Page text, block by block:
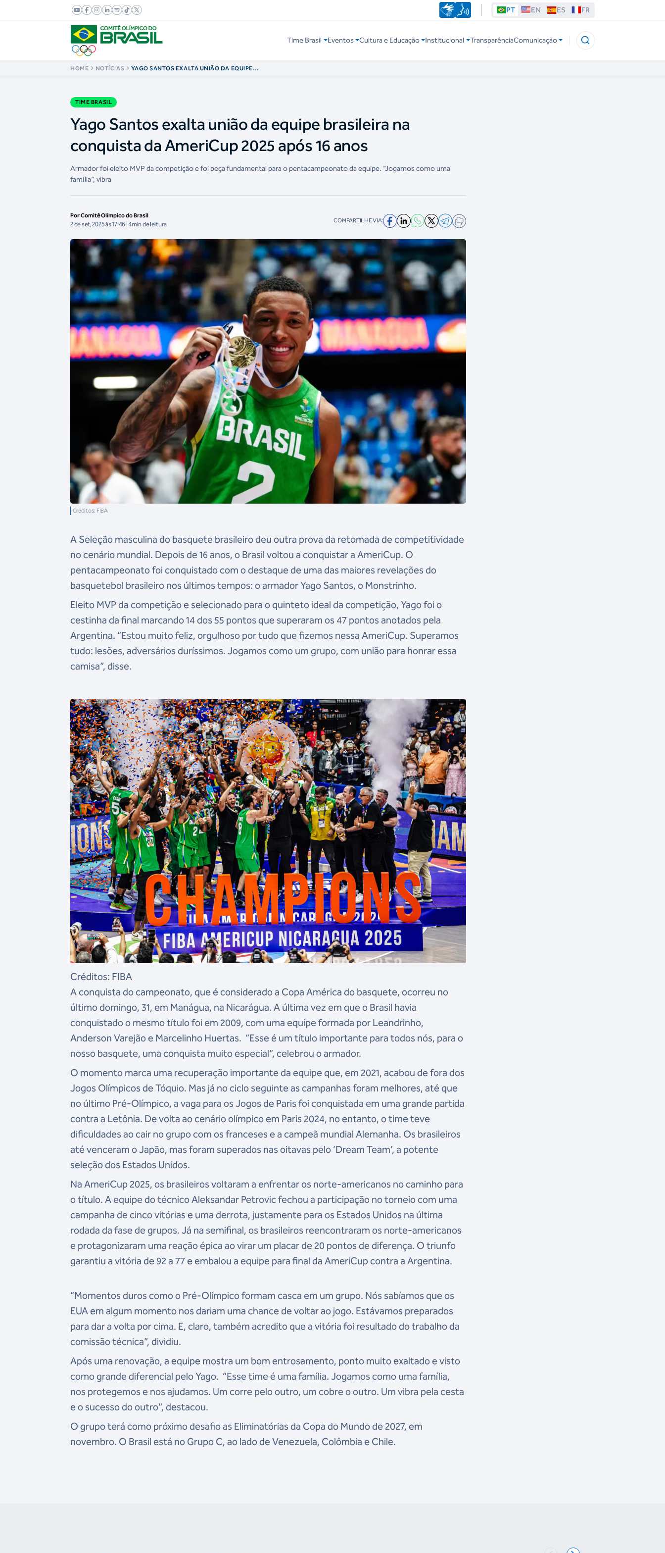
PT EN ES FR
Time Brasil Eventos Cultura e Educação Institucional TransparênciaComunicação
HOME NOTÍCIAS
YAGO SANTOS EXALTA UNIÃO DA EQUIPE
TIME BRASIL
Yago Santos exalta união da equipe brasileira na
conquista da AmeriCup 2025 após 16 anos
Armador foi eleito MVP da competição e foi peça fundamental para o pentacampeonato da equipe. “Jogamos como uma
família”, vibra
Por Comitê Olímpico do Brasil
2 de set, 2025 às 17:46 | 4min de leitura COMPARTILHE VIA:
Créditos: FIBA
A Seleção masculina do basquete brasileiro deu outra prova da retomada de competitividade
no cenário mundial. Depois de 16 anos, o Brasil voltou a conquistar a AmeriCup. O
pentacampeonato foi conquistado com o destaque de uma das maiores revelações do
basquetebol brasileiro nos últimos tempos: o armador Yago Santos, o Monstrinho.
Eleito MVP da competição e selecionado para o quinteto ideal da competição, Yago foi o
cestinha da final marcando 14 dos 55 pontos que superaram os 47 pontos anotados pela
Argentina. “Estou muito feliz, orgulhoso por tudo que fizemos nessa AmeriCup. Superamos
tudo: lesões, adversários duríssimos. Jogamos como um grupo, com união para honrar essa
camisa”, disse.
Créditos: FIBA
A conquista do campeonato, que é considerado a Copa América do basquete, ocorreu no
último domingo, 31, em Manágua, na Nicarágua. A última vez em que o Brasil havia
conquistado o mesmo título foi em 2009, com uma equipe formada por Leandrinho,
Anderson Varejão e Marcelinho Huertas. “Esse é um título importante para todos nós, para o
nosso basquete, uma conquista muito especial”, celebrou o armador.
O momento marca uma recuperação importante da equipe que, em 2021, acabou de fora dos
Jogos Olímpicos de Tóquio. Mas já no ciclo seguinte as campanhas foram melhores, até que
no último Pré-Olímpico, a vaga para os Jogos de Paris foi conquistada em uma grande partida
contra a Letônia. De volta ao cenário olímpico em Paris 2024, no entanto, o time teve
dificuldades ao cair no grupo com os franceses e a campeã mundial Alemanha. Os brasileiros
até venceram o Japão, mas foram superados nas oitavas pelo ‘Dream Team’, a potente
seleção dos Estados Unidos.
Na AmeriCup 2025, os brasileiros voltaram a enfrentar os norte-americanos no caminho para
o título. A equipe do técnico Aleksandar Petrovic fechou a participação no torneio com uma
campanha de cinco vitórias e uma derrota, justamente para os Estados Unidos na última
rodada da fase de grupos. Já na semifinal, os brasileiros reencontraram os norte-americanos
e protagonizaram uma reação épica ao virar um placar de 20 pontos de diferença. O triunfo
garantiu a vitória de 92 a 77 e embalou a equipe para final da AmeriCup contra a Argentina.
“Momentos duros como o Pré-Olímpico formam casca em um grupo. Nós sabíamos que os
EUA em algum momento nos dariam uma chance de voltar ao jogo. Estávamos preparados
para dar a volta por cima. E, claro, também acredito que a vitória foi resultado do trabalho da
comissão técnica”, dividiu.
Após uma renovação, a equipe mostra um bom entrosamento, ponto muito exaltado e visto
como grande diferencial pelo Yago. “Esse time é uma família. Jogamos como uma família,
nos protegemos e nos ajudamos. Um corre pelo outro, um cobre o outro. Um vibra pela cesta
e o sucesso do outro”, destacou.
O grupo terá como próximo desafio as Eliminatórias da Copa do Mundo de 2027, em
novembro. O Brasil está no Grupo C, ao lado de Venezuela, Colômbia e Chile.